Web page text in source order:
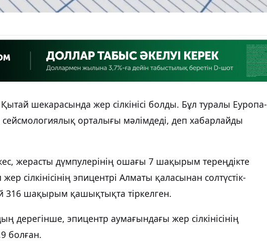
шекарасында жер сілкінісі болды. Бұл туралы Еуропа-
сейсмологиялық орталығы мәлімдеді, деп хабарлайды
жерасты дүмпулерінің ошағы 7 шақырым тереңдікте
сілкінісінің эпицентрі Алматы қаласынан солтүстік-
316 шақырым қашықтықта тіркелген.
дерегінше, эпицентр аумағындағы жер сілкінісінің
болған.